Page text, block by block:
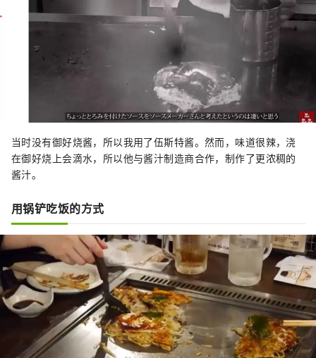
当时没有御好烧酱，所以我用了伍斯特酱。然而，味道很辣，浇
在御好烧上会滴水，所以他与酱汁制造商合作，制作了更浓稠的
酱汁。
用锅铲吃饭的方式